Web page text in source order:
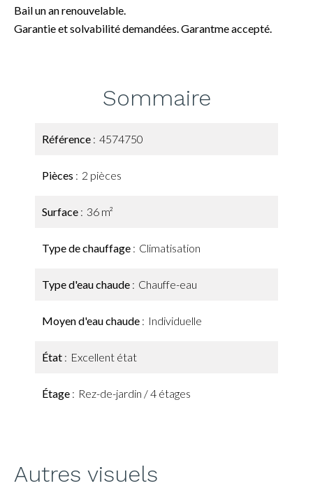
Bail un an renouvelable.
Garantie et solvabilité demandées. Garantme accepté.
Sommaire
Référence 4574750
Pièces 2 pièces
Surface 36 m²
Type de chauffage Climatisation
Type d'eau chaude Chauffe-eau
Moyen d'eau chaude Individuelle
État Excellent état
Étage Rez-de-jardin / 4 étages
Autres visuels